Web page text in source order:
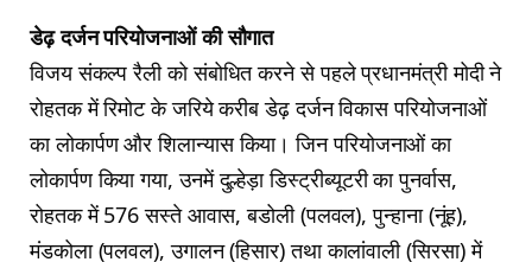
डेढ़ दर्जन परियोजनाओं की सौगात
विजय संकल्प रैली को संबोधित करने से पहले प्रधानमंत्री मोदी ने
रोहतक में रिमोट के जरिये करीब डेढ़ दर्जन विकास परियोजनाओं
का लोकार्पण और शिलान्यास किया। जिन परियोजनाओं का
लोकार्पण किया गया, उनमें दुल्हेड़ा डिस्ट्रीब्यूटरी का पुनर्वास,
रोहतक में 576 सस्ते आवास, बडोली (पलवल), पुन्हाना (नूंह),
मंडकोला (पलवल), उगालन (हिसार) तथा कालांवाली (सिरसा) में